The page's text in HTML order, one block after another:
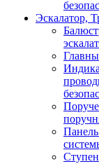
Эскалатор,